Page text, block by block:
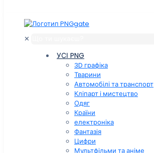
✕
УСІ PNG
3D графіка
Тварини
Автомобілі та транспорт
Кліпарт і мистецтво
Одяг
Країни
електроніка
Фантазія
Цифри
Мультфільми та аніме